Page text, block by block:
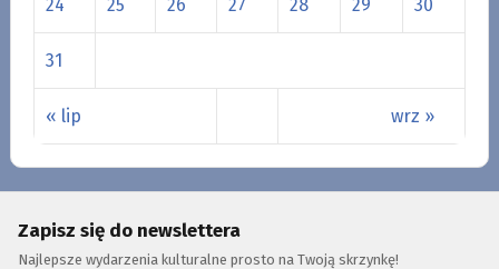
« lip wrz »
24 25 26 27 28 29 30
31
Zapisz się do newslettera
Najlepsze wydarzenia kulturalne prosto na Twoją skrzynkę!